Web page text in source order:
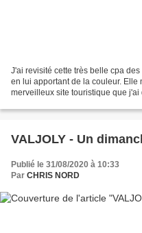
J'ai revisité cette très belle cpa
en lui apportant de la couleur. Elle
merveilleux site touristique que
VALJOLY - Un
Publié le 31/08/2020 à 10:33
Par CHRIS NORD